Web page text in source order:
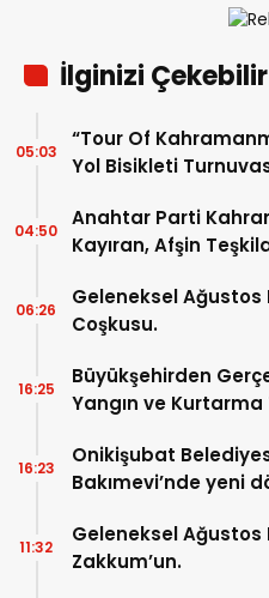
İlginizi Çekebilir
“Tour Of
Yol Bisikleti
05:03
Anahtar Parti
Kayıran, Afşin
04:50
Geleneksel Ağustos
Coşkusu.
06:26
Büyükşehirden
Yangın ve
16:25
Onikişubat
Bakımevi’nde yeni
16:23
Geleneksel Ağustos
Zakkum’un.
11:32